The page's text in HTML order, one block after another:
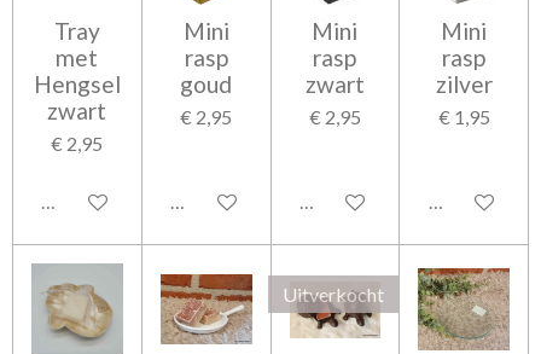
Tray
met
Hengsel
zwart
€ 2,95
In winkelwagen
Mini
rasp
goud
€ 2,95
In winkelwagen
Mini
rasp
zwart
€ 2,95
In winkelwagen
Mini
rasp
zilver
€ 1,95
In
Uitverkocht